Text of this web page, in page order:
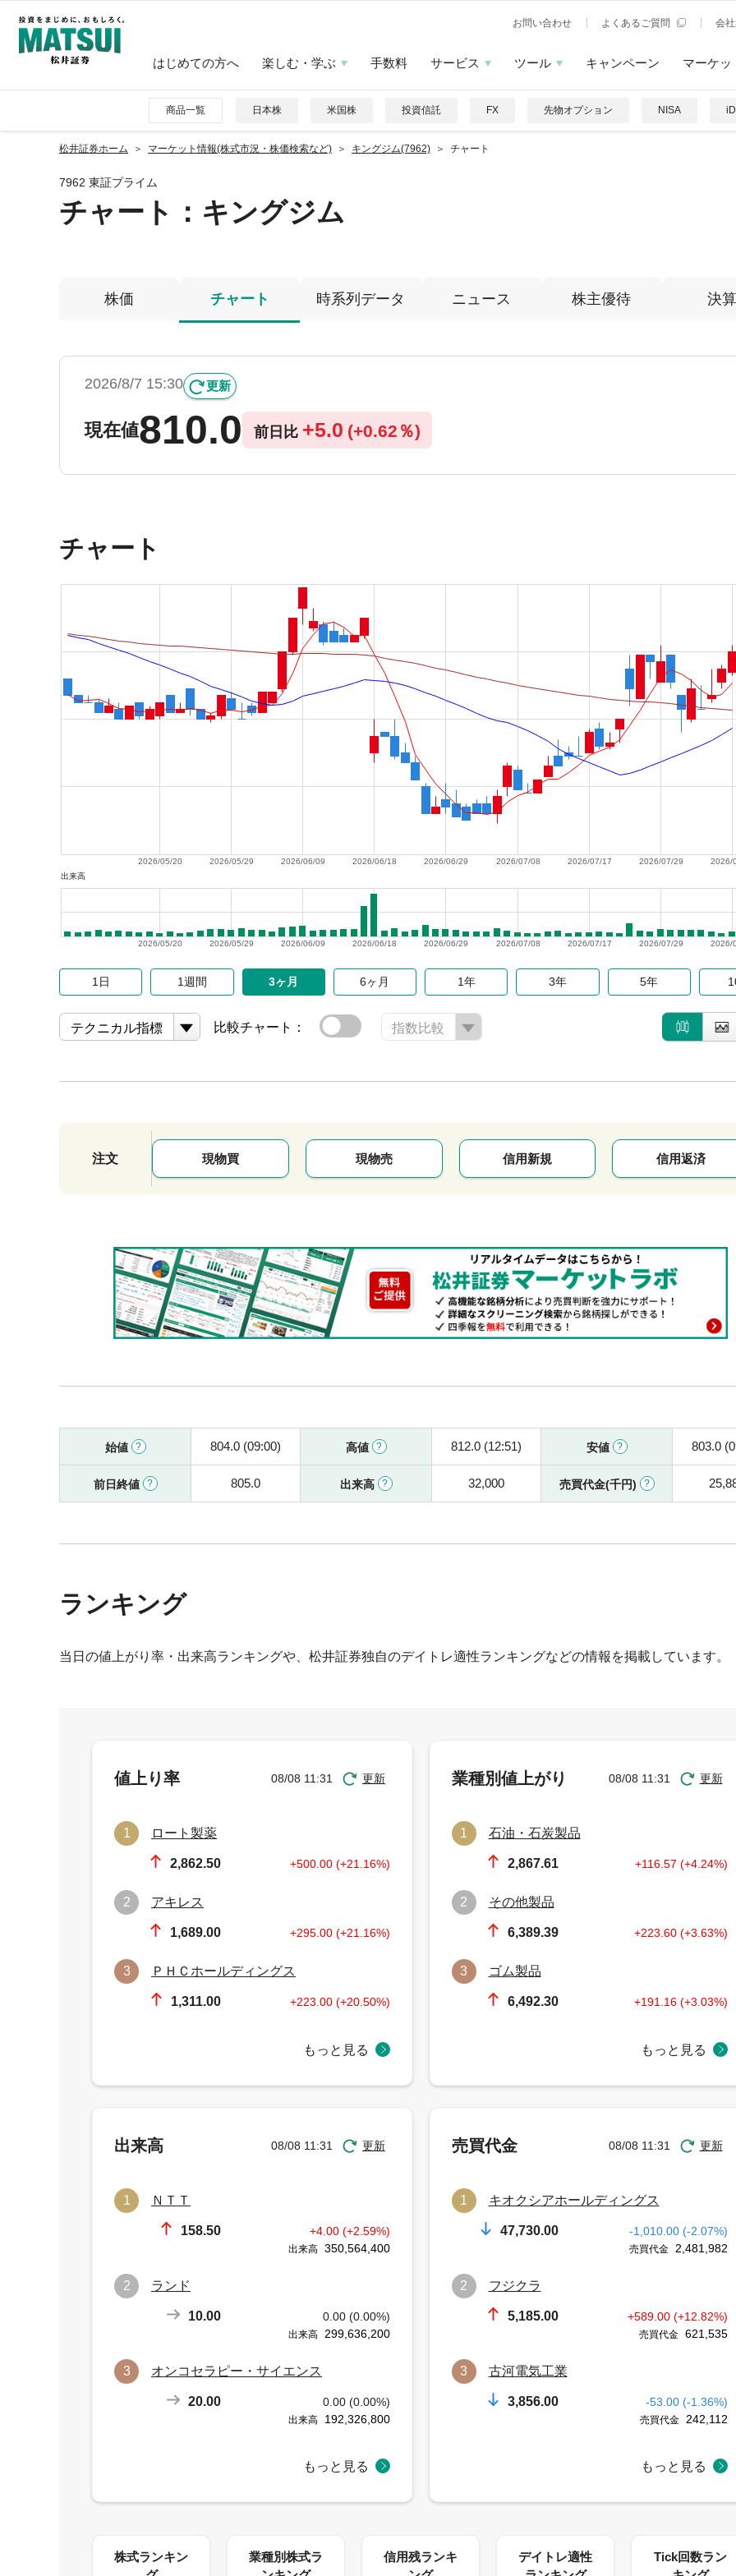
お問い合わせ よくあるご質問 会
はじめての方へ 楽しむ・学ぶ 手数料 サービス ツール キャンペーン マーケッ
商品一覧 日本株 米国株 投資信託 FX 先物オプション NISA
松井証券ホーム マーケット情報(株式市況・株価検索など) キングジム(7962) チャート
7962 東証プライム
チャート： キングジム
株価 チャート 時系列データ ニュース 株主優待 決算
2026/8/7 15:30 更新
現在値810.0 前日比 +5.0 (+0.62％)
チャート
2026/
2026/07/29
2026/07/17
2026/07/08
2026/06/29
2026/06/18
2026/06/09
2026/05/29
2026/05/20
出来高
2026/
2026/07/29
2026/07/17
2026/07/08
2026/06/29
2026/06/18
2026/06/09
2026/05/29
2026/05/20
1日 1週間 3ヶ月 6ヶ月 1年 3年 5年
テクニカル指標 比較チャート： 指数比較
注文 現物買 現物売 信用新規 信用返済
始値 804.0 (09:00) 高値 812.0 (12:51) 安値 803.0
前日終値 805.0 出来高 32,000 売買代金(千円)
ランキング
当日の値上がり率・出来高ランキングや、松井証券独自のデイトレ適性ランキングなどの情報を掲載しています。